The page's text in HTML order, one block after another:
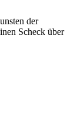
der
Scheck über